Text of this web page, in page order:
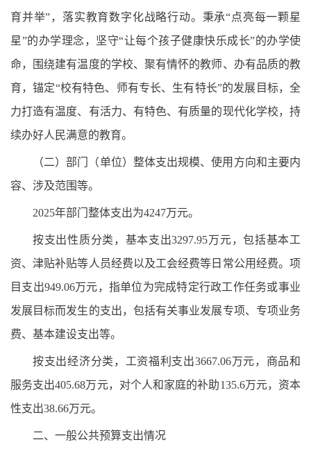
育并举”，落实教育数字化战略行动。秉承“点亮每一颗星
星”的办学理念，坚守“让每个孩子健康快乐成长”的办学使
命，围绕建有温度的学校、聚有情怀的教师、办有品质的教
育，锚定“校有特色、师有专长、生有特长”的发展目标，全
力打造有温度、有活力、有特色、有质量的现代化学校，持
续办好人民满意的教育。
（二）部门（单位）整体支出规模、使用方向和主要内
容、涉及范围等。
2025年部门整体支出为4247万元。
按支出性质分类，基本支出3297.95万元，包括基本工
资、津贴补贴等人员经费以及工会经费等日常公用经费。项
目支出949.06万元，指单位为完成特定行政工作任务或事业
发展目标而发生的支出，包括有关事业发展专项、专项业务
费、基本建设支出等。
按支出经济分类，工资福利支出3667.06万元，商品和
服务支出405.68万元，对个人和家庭的补助135.6万元，资本
性支出38.66万元。
二、一般公共预算支出情况